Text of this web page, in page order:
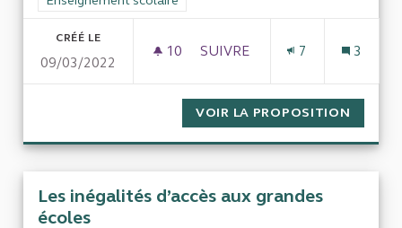
CRÉÉ LE
09/03/2022
10 10 ABONNÉS
SUIVRE
7 3
VOIR LA PROPOSITION
Les inégalités d’accès aux grandes
écoles